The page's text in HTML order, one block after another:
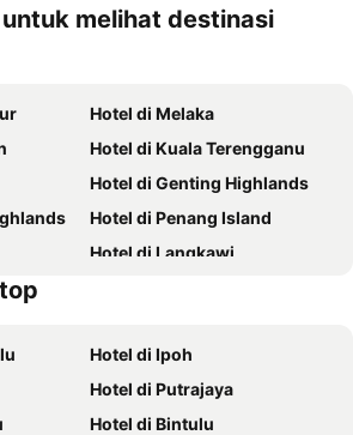
kesayanga
n
melihat destinasi
Hotel di Melaka
Hotel di Kuala Terengganu
Hotel di Genting Highlands
Hotel di Penang Island
Hotel di Langkawi
Hotel di Ipoh
Hotel di Putrajaya
Hotel di Bintulu